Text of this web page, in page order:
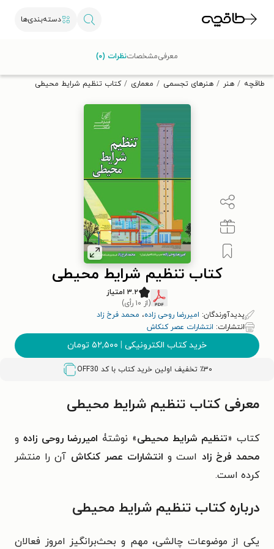
دسته‌بندی‌ها
تخفیف از طاقچه دریافت کن.
طاقچه هنر هنرهای تجسمی معماری کتاب تنظیم شرایط محیطی
کتاب تنظیم شرایط محیطی
۳.۲ امتیاز
(از ۱۰ رأی)
پدیدآورندگان: امیررضا روحی زاده، محمد فرخ زاد
انتشارات: انتشارات عصر کنکاش
خرید کتاب الکترونیکی | ۵۲,۵۰۰ تومان
٪۳۰ تخفیف اولین خرید کتاب با کد OFF30
معرفیمشخصاتنظرات (۰)
معرفی کتاب تنظیم شرایط محیطی
کتاب «تنظیم شرایط محیطی» نوشتۀ امیررضا روحی زاده و
محمد فرخ زاد است و انتشارات عصر کنکاش آن را منتشر
کرده است.
درباره کتاب تنظیم شرایط محیطی
یکی از موضوعات چالشی، مهم و بحث‌برانگیز امروز فعالان